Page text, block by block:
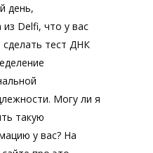
день,
из Delfi, что у вас
тест ДНК
Могу ли я
такую
у вас? На